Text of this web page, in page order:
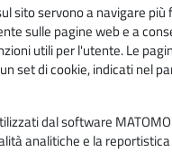
sito servono a navigare
sulle pagine web e a
utili per l'utente. Le
set di cookie, indicati nel
dal software
analitiche e la